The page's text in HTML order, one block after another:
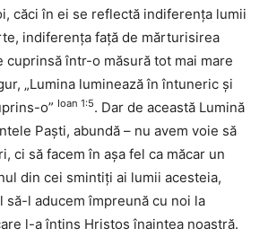
căci în ei se reflectă indiferenţa lumii
indiferenţa faţă de mărturisirea
cuprinsă într-o măsură tot mai mare
„Lumina luminează în întuneric şi
o” Ioan 1:5. Dar de această Lumină
Paşti, abundă – nu avem voie să
ci să facem în aşa fel ca măcar un
din cei smintiţi ai lumii acesteia,
să-l aducem împreună cu noi la
l-a întins Hristos înaintea noastră.